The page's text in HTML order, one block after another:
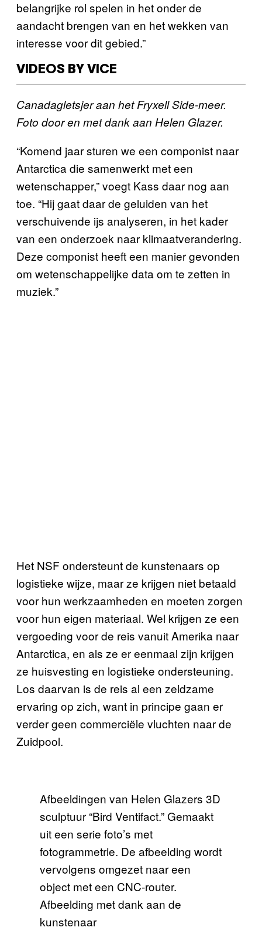
belangrijke rol spelen in het onder de
aandacht brengen van en het wekken van
interesse voor dit gebied.”
VIDEOS BY VICE
Canadagletsjer aan het Fryxell Side-meer.
Foto door en met dank aan Helen Glazer.
“Komend jaar sturen we een componist naar
Antarctica die samenwerkt met een
wetenschapper,” voegt Kass daar nog aan
toe. “Hij gaat daar de geluiden van het
verschuivende ijs analyseren, in het kader
van een onderzoek naar klimaatverandering.
Deze componist heeft een manier gevonden
om wetenschappelijke data om te zetten in
muziek.”
Het NSF ondersteunt de kunstenaars op
logistieke wijze, maar ze krijgen niet betaald
voor hun werkzaamheden en moeten zorgen
voor hun eigen materiaal. Wel krijgen ze een
vergoeding voor de reis vanuit Amerika naar
Antarctica, en als ze er eenmaal zijn krijgen
ze huisvesting en logistieke ondersteuning.
Los daarvan is de reis al een zeldzame
ervaring op zich, want in principe gaan er
verder geen commerciële vluchten naar de
Zuidpool.
Afbeeldingen van Helen Glazers 3D
sculptuur “Bird Ventifact.” Gemaakt
uit een serie foto’s met
fotogrammetrie. De afbeelding wordt
vervolgens omgezet naar een
object met een CNC-router.
Afbeelding met dank aan de
kunstenaar